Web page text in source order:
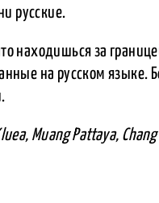
русские.
находишься за
на русском языке.
Muang Pattaya,